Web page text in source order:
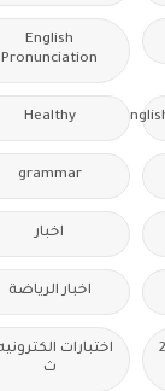
English
Pronunciation
Healthy
grammar
اخبار
اخبار الرياضة
اختبارات الكترونية 2
ث